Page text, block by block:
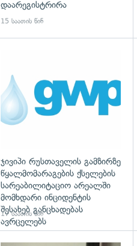
დაარეგისტრირა
15 საათის წინ
ჯივიპი რუსთაველის გამზირზე
წყალმომარაგების ქსელების
სარეაბილიტაციო არეალში
მომხდარი ინციდენტის
შესახებ განცხადებას
ავრცელებს
17 საათის წინ